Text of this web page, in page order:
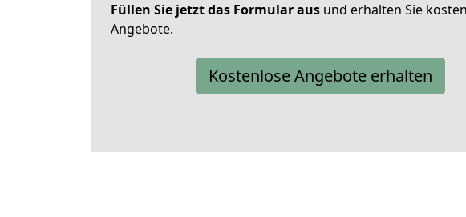
Füllen Sie jetzt das Formular aus und erhalten Sie
Angebote.
Kostenlose Angebote erhalten